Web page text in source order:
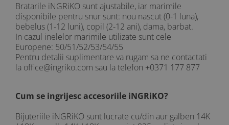
Bratarile iNGRiKO sunt ajustabile, iar marimile
disponibile pentru snur sunt: nou nascut (0-1 luna),
bebelus (1-12 luni), copil (2-12 ani), dama, barbat.
In cazul inelelor marimile utilizate sunt cele
Europene: 50/51/52/53/54/55
Pentru detalii suplimentare va rugam sa ne contactati
la office@ingriko.com sau la telefon +0371 177 877
Cum se ingrijesc accesoriile iNGRiKO?
Bijuteriile iNGRiKO sunt lucrate cu/din aur galben 14K